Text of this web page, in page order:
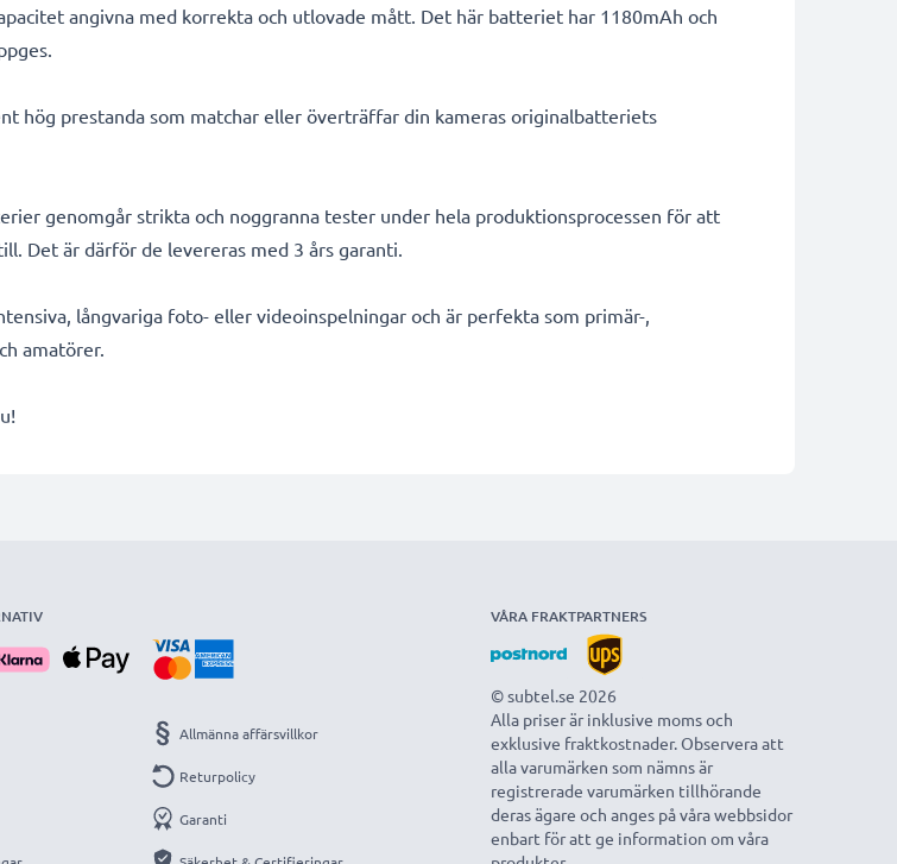
angivna med korrekta och utlovade mått. Det här batteriet har 1180mAh och
hög prestanda som matchar eller överträffar din kameras originalbatteriets
genomgår strikta och noggranna tester under hela produktionsprocessen för att
Det är därför de levereras med 3 års garanti.
långvariga foto- eller videoinspelningar och är perfekta som primär-,
amatörer.
Allmänna affärsvillkor
Returpolicy
Garanti
VÅRA FRAKTPARTNERS
© subtel.se 2026
Alla priser är inklusive moms och
exklusive fraktkostnader. Observera att
alla varumärken som nämns är
registrerade varumärken tillhörande
deras ägare och anges på våra webbsidor
enbart för att ge information om våra